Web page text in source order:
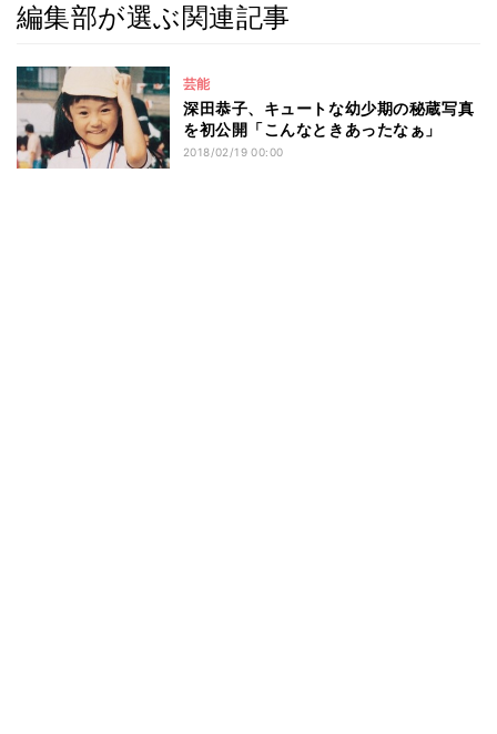
編集部が選ぶ関連記事
芸能
深田恭子、キュートな幼少期の秘蔵写真
を初公開「こんなときあったなぁ」
2018/02/19 00:00